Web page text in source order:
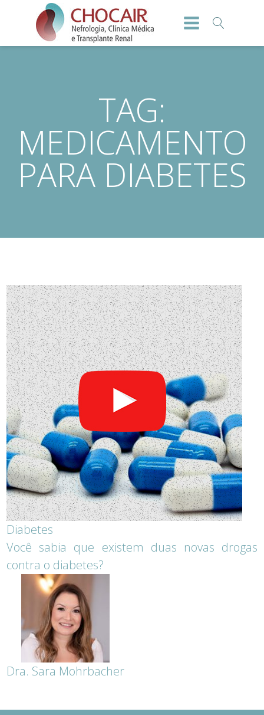
TAG:
MEDICAMENTO
PARA DIABETES
Diabetes
Você sabia que existem duas novas drogas
contra o diabetes?
Dra. Sara Mohrbacher